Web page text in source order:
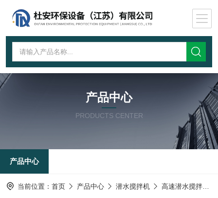
产品中心
PRODUCTS CENTER
产品中心
当前位置： 首页 产品中心 潜水搅拌机 高速潜水搅拌机